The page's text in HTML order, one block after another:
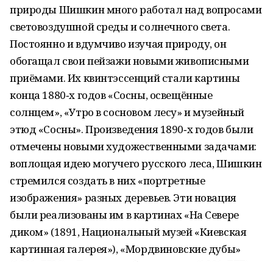
природы Шишкин много работал над вопросами
световоздушной среды и солнечного света.
Постоянно и вдумчиво изучая природу, он
обогащал свои пейзажи новыми живописными
приёмами. Их квинтэссенций стали картины
конца 1880‑х годов «Сосны, освещённые
солнцем», «Утро в сосновом лесу» и музейный
этюд «Сосны». Произведения 1890‑х годов были
отмечены новыми художественными задачами:
воплощая идею могучего русского леса, Шишкин
стремился создать в них «портретные
изображения» разных деревьев. Эти новация
были реализованы им в картинах «На Севере
диком» (1891, Национальный музей «Киевская
картинная галерея»), «Мордвиновские дубы»